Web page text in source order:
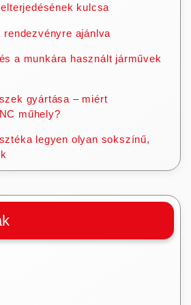
kulcsa
ajánlva
a munkára használt járművek
gyártása – miért
műhely?
legyen olyan sokszínű,